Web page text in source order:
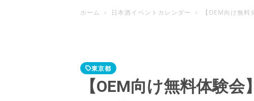
ホーム 日本酒イベントカレンダー 【OEM向け無
東京都
【OEM向け無料体験